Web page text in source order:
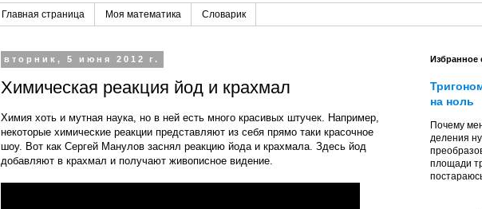
Главная страница Моя математика Словарик
вторник, 5 июня 2012 г.
Химическая реакция йод и крахмал
Химия хоть и мутная наука, но в ней есть много красивых штучек. Например,
некоторые химические реакции представляют из себя прямо таки красочное
шоу. Вот как Сергей Манулов заснял реакцию йода и крахмала. Здесь йод
добавляют в крахмал и получают живописное видение.
Избранное
на ноль
Почему
деления
площади